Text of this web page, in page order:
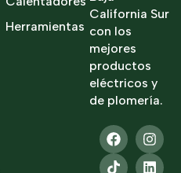
California Sur
con los
mejores
productos
eléctricos y
de plomería.
Herramientas